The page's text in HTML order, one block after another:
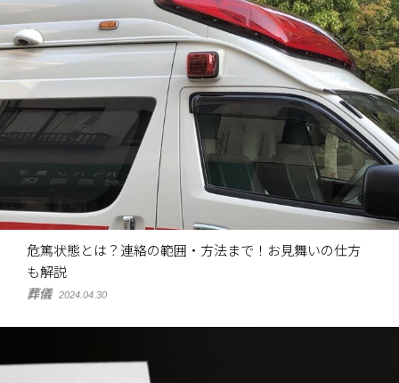
危篤状態とは？連絡の範囲・方法まで！お見舞いの仕方
も解説
葬儀 2024.04.30